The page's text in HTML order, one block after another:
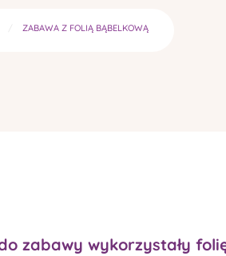
ZABAWA Z FOLIĄ BĄBELKOWĄ
zabawy wykorzystały